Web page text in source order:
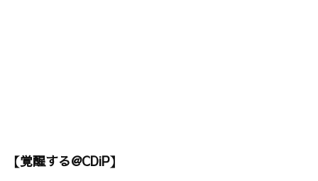
【覚醒する@CDiP】